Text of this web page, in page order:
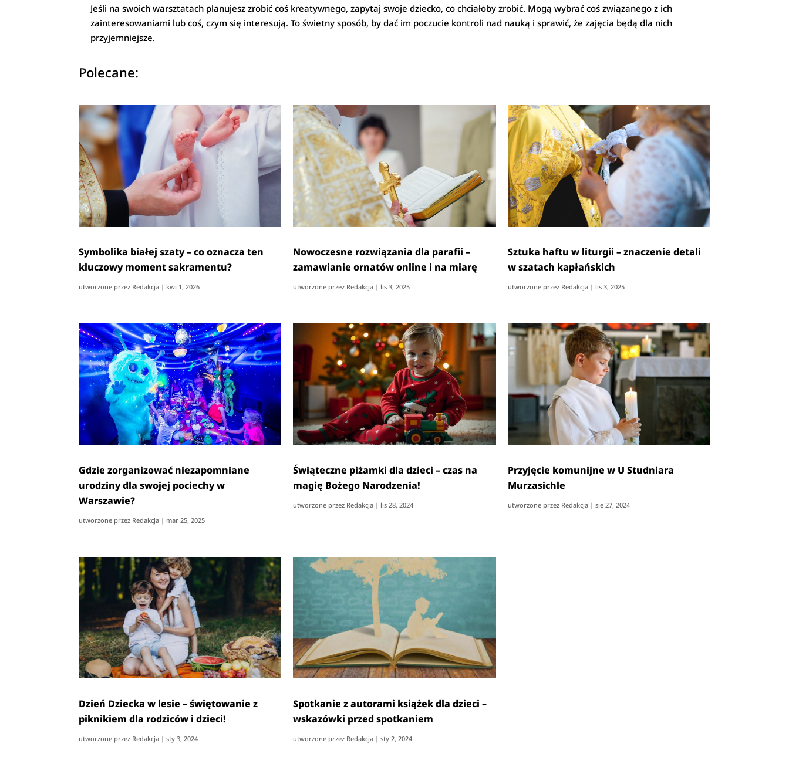
Jeśli na swoich warsztatach planujesz zrobić coś kreatywnego, zapytaj swoje dziecko, co chciałoby zrobić. Mogą wybrać coś związanego z ich
zainteresowaniami lub coś, czym się interesują. To świetny sposób, by dać im poczucie kontroli nad nauką i sprawić, że zajęcia będą dla nich
przyjemniejsze.
Polecane:
Symbolika białej szaty – co oznacza ten
kluczowy moment sakramentu?
utworzone przez Redakcja | kwi 1, 2026
Nowoczesne rozwiązania dla parafii –
zamawianie ornatów online i na miarę
utworzone przez Redakcja | lis 3, 2025
Sztuka haftu w liturgii – znaczenie detali
w szatach kapłańskich
utworzone przez Redakcja| lis 3, 2025
Gdzie zorganizować niezapomniane
urodziny dla swojej pociechy w
Warszawie?
utworzone przez Redakcja | mar 25, 2025
Świąteczne piżamki dla dzieci – czas na
magię Bożego Narodzenia!
utworzone przez Redakcja | lis 28, 2024
Przyjęcie komunijne w U Studniara
Murzasichle
utworzone przez Redakcja| sie 27, 2024
Dzień Dziecka w lesie – świętowanie z
piknikiem dla rodziców i dzieci!
utworzone przez Redakcja |sty 3, 2024
Spotkanie z autorami książek dla dzieci –
wskazówki przed spotkaniem
utworzone przez Redakcja |sty 2, 2024